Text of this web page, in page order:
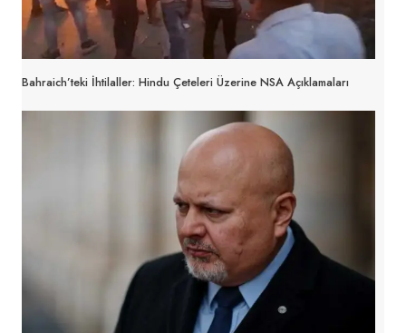
Bahraich’teki İhtilaller: Hindu Çeteleri Üzerine NSA Açıklamaları